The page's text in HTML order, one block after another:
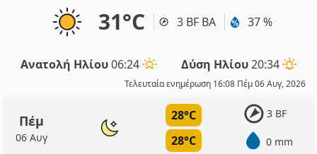
31°C 3 BF ΒΑ 37 %
Ανατολή Ηλίου06:24 Δύση Ηλίου20:34
Τελευταία ενημέρωση 16:08 Πέμ 06 Αυγ, 2026
Πέμ
06 Αυγ
28°C
28°C
3 BF
0 mm